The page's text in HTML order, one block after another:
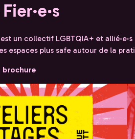
est un collectif LGBTQIA+ et
espaces plus safe autour de la
brochure